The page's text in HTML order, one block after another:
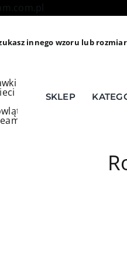
content
innego wzoru lub
SKLEP